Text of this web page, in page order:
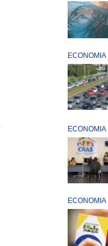
ECONOMIA
ECONOMIA
ECONOMIA